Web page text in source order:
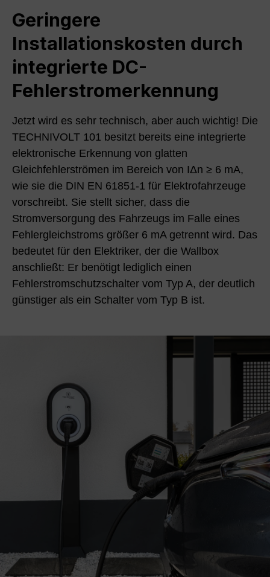
Geringere
Installationskosten durch
integrierte DC-
Fehlerstromerkennung
Jetzt wird es sehr technisch, aber auch wichtig! Die
TECHNIVOLT 101 besitzt bereits eine integrierte
elektronische Erkennung von glatten
Gleichfehlerströmen im Bereich von IΔn ≥ 6 mA,
wie sie die DIN EN 61851-1 für Elektrofahrzeuge
vorschreibt. Sie stellt sicher, dass die
Stromversorgung des Fahrzeugs im Falle eines
Fehlergleichstroms größer 6 mA getrennt wird. Das
bedeutet für den Elektriker, der die Wallbox
anschließt: Er benötigt lediglich einen
Fehlerstromschutzschalter vom Typ A, der deutlich
günstiger als ein Schalter vom Typ B ist.